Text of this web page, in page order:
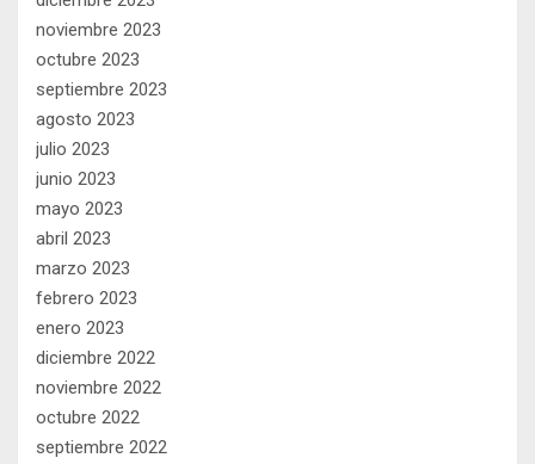
noviembre 2023
octubre 2023
septiembre 2023
agosto 2023
julio 2023
junio 2023
mayo 2023
abril 2023
marzo 2023
febrero 2023
enero 2023
diciembre 2022
noviembre 2022
octubre 2022
septiembre 2022